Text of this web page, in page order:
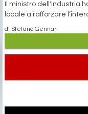
Il ministro dell'Industria
locale a rafforzare
di Stefano Gennari